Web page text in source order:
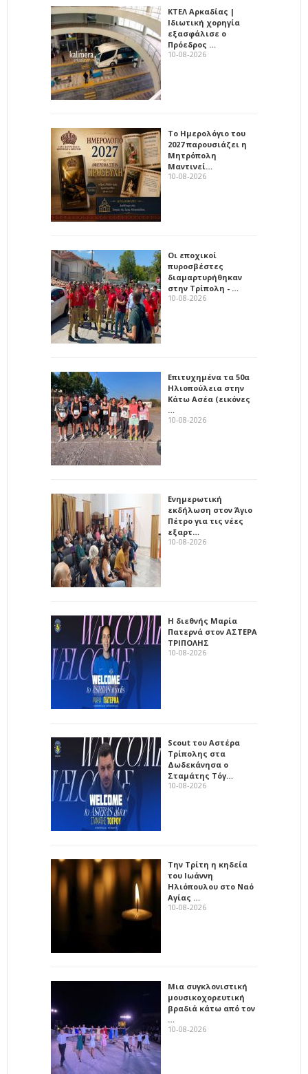
ΚΤΕΛ Αρκαδίας |
Ιδιωτική χορηγία
εξασφάλισε ο
Πρόεδρος …
10-08-2026
Το Ημερολόγιο του
2027 παρουσιάζει η
Μητρόπολη
Μαντινεί…
10-08-2026
Οι εποχικοί
πυροσβέστες
διαμαρτυρήθηκαν
στην Τρίπολη - …
10-08-2026
Επιτυχημένα τα 50α
Ηλιοπούλεια στην
Κάτω Ασέα (εικόνες
…
10-08-2026
Ενημερωτική
εκδήλωση στον Άγιο
Πέτρο για τις νέες
εξαρτ…
10-08-2026
Η διεθνής Μαρία
Πατερνά στον ΑΣΤΕΡΑ
ΤΡΙΠΟΛΗΣ
10-08-2026
Scout του Αστέρα
Τρίπολης στα
Δωδεκάνησα ο
Σταμάτης Τόγ…
10-08-2026
Την Τρίτη η κηδεία
του Ιωάννη
Ηλιόπουλου στο Ναό
Αγίας …
10-08-2026
Μια συγκλονιστική
μουσικοχορευτική
βραδιά κάτω από τον
…
10-08-2026